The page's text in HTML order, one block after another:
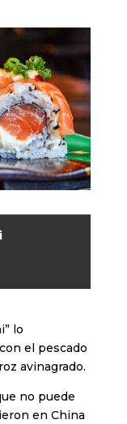
lo
el pescado
avinagrado.
no puede
en China